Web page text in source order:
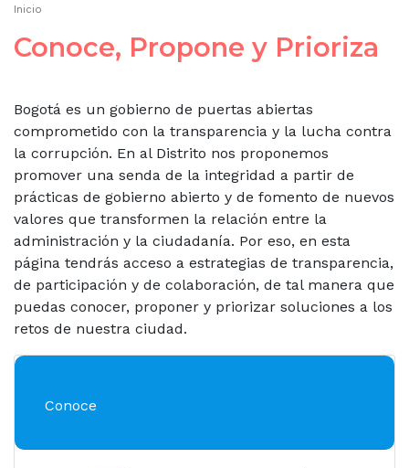
Ruta
de
navegación
Inicio
Conoce, Propone y Prioriza
Bogotá es un gobierno de puertas abiertas
comprometido con la transparencia y la lucha contra
la corrupción. En al Distrito nos proponemos
promover una senda de la integridad a partir de
prácticas de gobierno abierto y de fomento de nuevos
valores que transformen la relación entre la
administración y la ciudadanía. Por eso, en esta
página tendrás acceso a estrategias de transparencia,
de participación y de colaboración, de tal manera que
puedas conocer, proponer y priorizar soluciones a los
retos de nuestra ciudad.
Conoce